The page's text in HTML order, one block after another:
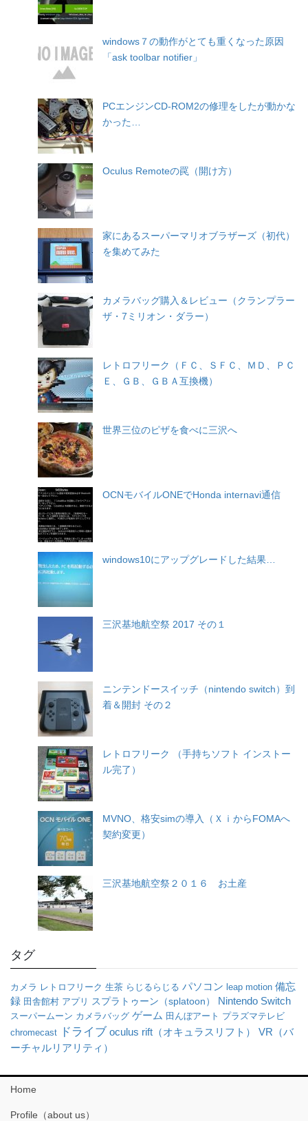
windows７の動作がとても重くなった原因
「ask toolbar notifier」
PCエンジンCD-ROM2の修理をしたが動かな
かった…
Oculus Remoteの罠（開け方）
家にあるスーパーマリオブラザーズ（初代）
を集めてみた
カメラバッグ購入＆レビュー（クランプラー
ザ・7ミリオン・ダラー）
レトロフリーク（ＦＣ、ＳＦＣ、ＭＤ、ＰＣ
Ｅ、ＧＢ、ＧＢＡ互換機）
世界三位のピザを食べに三沢へ
OCNモバイルONEでHonda internavi通信
windows10にアップグレードした結果…
三沢基地航空祭 2017 その１
ニンテンドースイッチ（nintendo switch）到
着＆開封 その２
レトロフリーク （手持ちソフト インストー
ル完了）
MVNO、格安simの導入（ＸｉからFOMAへ
契約変更）
三沢基地航空祭２０１６ お土産
タグ
カメラ レトロフリーク 生茶 らじるらじる パソコン leap motion 備忘
録 田舎館村 アプリ スプラトゥーン（splatoon） Nintendo Switch
スーパームーン カメラバッグ ゲーム 田んぼアート プラズマテレビ
chromecast
ドライブ oculus rift（オキュラスリフト）
VR（バ
ーチャルリアリティ）
Home
Profile（about us）